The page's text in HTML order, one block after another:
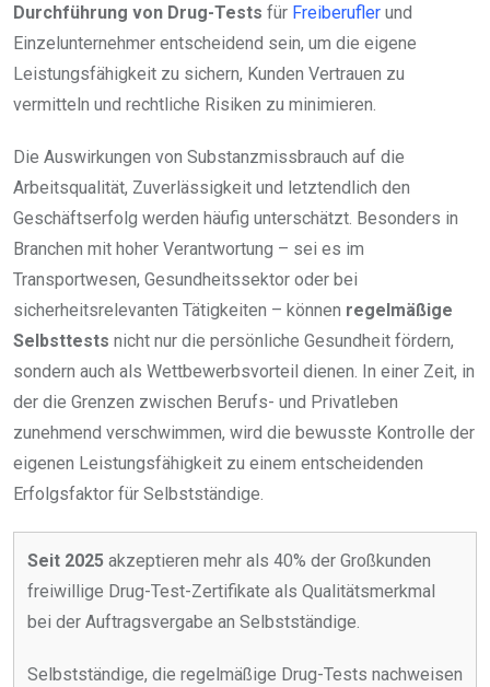
Durchführung von Drug-Tests für Freiberufler und
Einzelunternehmer entscheidend sein, um die eigene
Leistungsfähigkeit zu sichern, Kunden Vertrauen zu
vermitteln und rechtliche Risiken zu minimieren.
Die Auswirkungen von Substanzmissbrauch auf die
Arbeitsqualität, Zuverlässigkeit und letztendlich den
Geschäftserfolg werden häufig unterschätzt. Besonders in
Branchen mit hoher Verantwortung – sei es im
Transportwesen, Gesundheitssektor oder bei
sicherheitsrelevanten Tätigkeiten – können regelmäßige
Selbsttests nicht nur die persönliche Gesundheit fördern,
sondern auch als Wettbewerbsvorteil dienen. In einer Zeit, in
der die Grenzen zwischen Berufs- und Privatleben
zunehmend verschwimmen, wird die bewusste Kontrolle der
eigenen Leistungsfähigkeit zu einem entscheidenden
Erfolgsfaktor für Selbstständige.
Seit 2025 akzeptieren mehr als 40% der Großkunden
freiwillige Drug-Test-Zertifikate als Qualitätsmerkmal
bei der Auftragsvergabe an Selbstständige.
Selbstständige, die regelmäßige Drug-Tests nachweisen